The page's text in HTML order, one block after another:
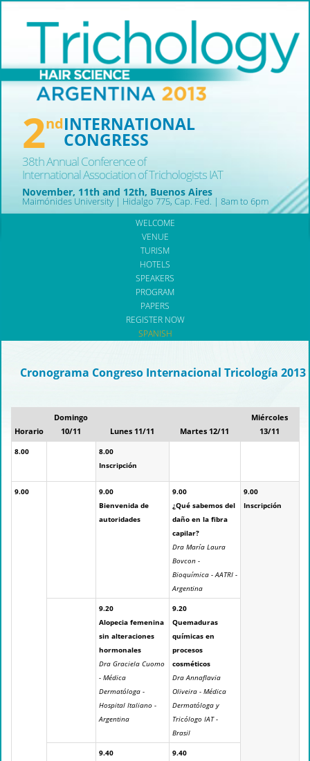
2ndINTERNATIONAL
CONGRESS
38th Annual Conference of
International Association of Trichologists IAT
November, 11th and 12th, Buenos Aires
Maimónides University | Hidalgo 775, Cap. Fed. | 8am to 6pm
WELCOME
VENUE
TURISM
HOTELS
SPEAKERS
PROGRAM
PAPERS
REGISTER NOW
SPANISH
Cronograma Congreso Internacional Tricología 2013
Horario
Domingo
10/11
Lunes 11/11 Martes 12/11
Miércoles
13/11
8.00
8.00
Inscripción
9.00
9.00
Bienvenida de
autoridades
9.00
¿Qué sabemos del
daño en la fibra
capilar?
Dra María Laura
Bovcon -
Bioquímica - AATRI -
Argentina
9.00
Inscripción
9.20
Alopecia femenina
sin alteraciones
hormonales
Dra Graciela Cuomo
- Médica
Dermatóloga -
Hospital Italiano -
Argentina
9.20
Quemaduras
químicas en
procesos
cosméticos
Dra Annaflavia
Oliveira - Médica
Dermatóloga y
Tricólogo IAT -
Brasil
9.40
9.40